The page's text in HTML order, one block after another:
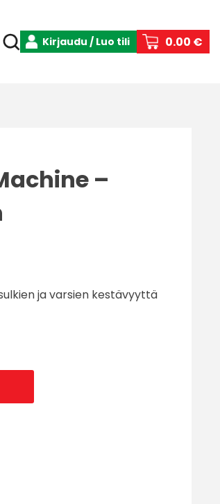
Kirjaudu / Luo tili 0.00 €
–
ja varsien kestävyyttä